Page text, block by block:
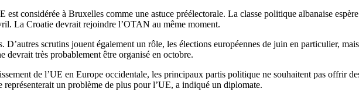
considérée à Bruxelles comme une astuce préélectorale. La classe politique albanaise
La Croatie devrait rejoindre l’OTAN au même moment.
scrutins jouent également un rôle, les élections européennes de juin en particulier,
devrait très probablement être organisé en octobre.
de l’UE en Europe occidentale, les principaux partis politique ne souhaitent pas offrir
un problème de plus pour l’UE, a indiqué un diplomate.